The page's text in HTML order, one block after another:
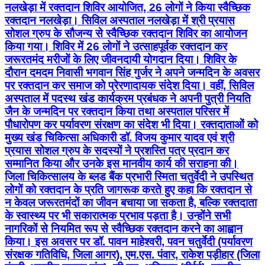
नलखेड़ा में रक्तदान शिविर आयोजित, 26 लोगों ने किया स्वैच्छिक
रक्तदान नलखेड़ा। सिविल अस्पताल नलखेड़ा में श्री प्रयास
सोशल ग्रुप के सौजन्य से स्वैच्छिक रक्तदान शिविर का आयोजन
किया गया। शिविर में 26 लोगों ने उत्साहपूर्वक रक्तदान कर
जरूरतमंद मरीजों के लिए जीवनदायी योगदान दिया। शिविर के
दौरान दमदम निवासी भगवान सिंह गुर्जर ने अपने जन्मदिन के अवसर
पर रक्तदान कर समाज को प्रेरणादायक संदेश दिया। वहीं, सिविल
अस्पताल में पदस्थ खंड कार्यक्रम प्रबंधक ने अपनी पुत्री नियति
जैन के जन्मदिन पर रक्तदान किया तथा अस्पताल परिसर में
पौधारोपण कर पर्यावरण संरक्षण का संदेश भी दिया। रक्तदाताओं को
मुख्य खंड चिकित्सा अधिकारी डॉ. विजय कुमार यादव एवं श्री
प्रयास सोशल ग्रुप के सदस्यों ने प्रशस्ति पत्र प्रदान कर
सम्मानित किया और उनके इस मानवीय कार्य की सराहना की।
जिला चिकित्सालय के ब्लड बैंक प्रभारी स्मिता चतुर्वेदी ने उपस्थित
लोगों को रक्तदान के प्रति जागरूक करते हुए कहा कि रक्तदान से
न केवल जरूरतमंदों का जीवन बचाया जा सकता है, बल्कि रक्तदाता
के स्वास्थ्य पर भी सकारात्मक प्रभाव पड़ता है। उन्होंने सभी
नागरिकों से नियमित रूप से स्वैच्छिक रक्तदान करने का आह्वान
किया। इस अवसर पर डॉ. पावन माहेश्वरी, पवन चतुर्वेदी (पर्यावरण
संरक्षक गतिविधि, जिला आगर), एम.एस. पंवार, राकेश पड़ीहार (जिला